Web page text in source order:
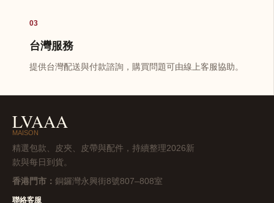
03
台灣服務
提供台灣配送與付款諮詢，購買問題可由線上客服協助。
LVAAA
MAISON
精選包款、皮夾、皮帶與配件，持續整理2026新
款與每日到貨。
香港門市： 銅鑼灣永興街8號807–808室
聯絡客服